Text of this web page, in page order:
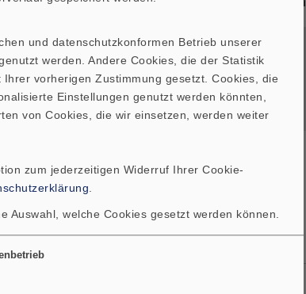
und datenschutzkonformen Betrieb unserer
werden. Andere Cookies, die der Statistik
vorherigen Zustimmung gesetzt. Cookies, die
Einstellungen genutzt werden könnten,
von Cookies, die wir einsetzen, werden weiter
zum jederzeitigen Widerruf Ihrer Cookie-
.
Auswahl, welche Cookies gesetzt werden können.